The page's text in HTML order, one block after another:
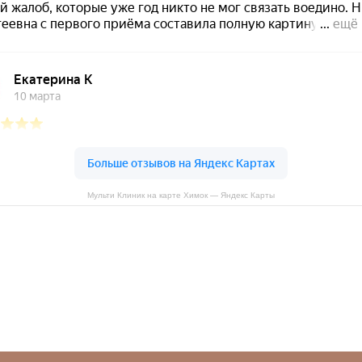
Мульти Клиник на карте Химок — Яндекс Карты